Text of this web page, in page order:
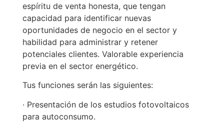
espíritu de venta honesta, que tengan
capacidad para identificar nuevas
oportunidades de negocio en el sector y
habilidad para administrar y retener
potenciales clientes. Valorable experiencia
previa en el sector energético.
Tus funciones serán las siguientes:
· Presentación de los estudios fotovoltaicos
para autoconsumo.